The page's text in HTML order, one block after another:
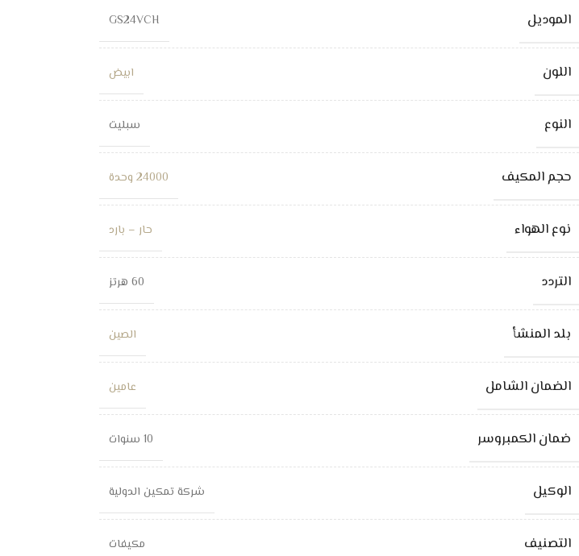
الموديل GS24VCH
اللون ابيض
النوع سبليت
حجم المكيف 24000 وحدة
نوع الهواء حار – بارد
التردد 60 هرتز
بلد المنشأ الصين
الضمان الشامل عامين
ضمان الكمبروسر 10 سنوات
الوكيل شركة تمكين الدولية
التصنيف مكيفات